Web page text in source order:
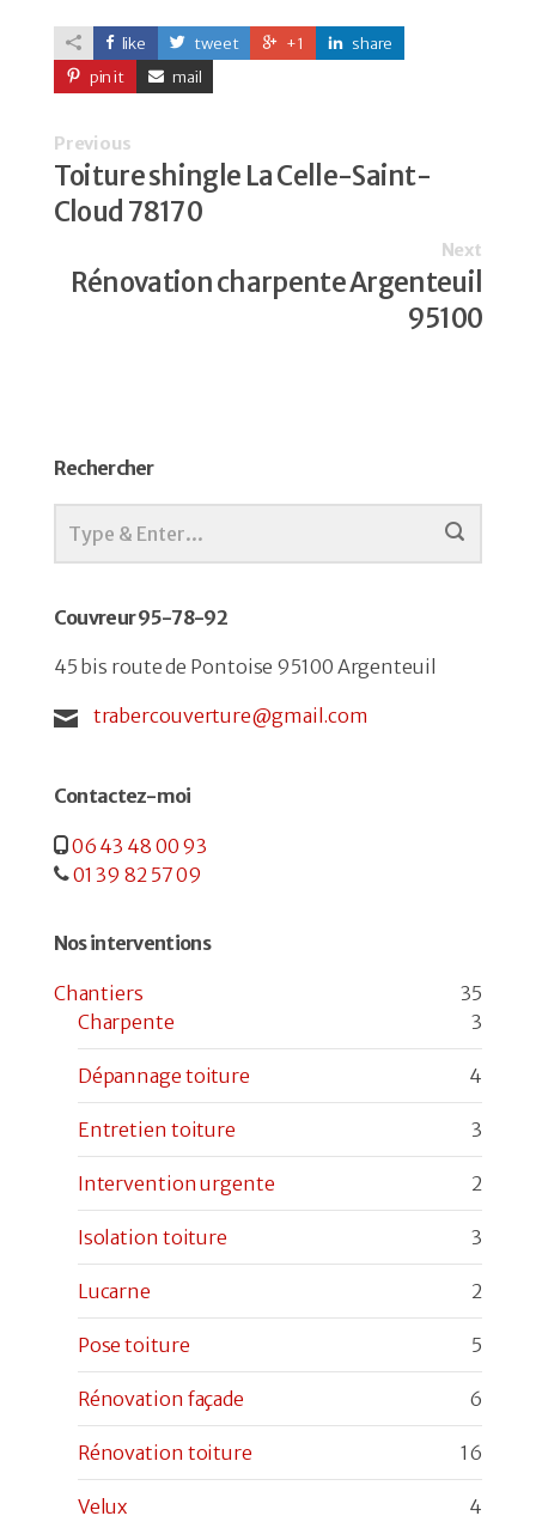
like tweet +1
share
pin it
mail
Previous
Toiture shingle La Celle-Saint-
Cloud 78170
Next
Rénovation charpente Argenteuil
95100
Rechercher
Couvreur 95-78-92
45 bis route de Pontoise 95100 Argenteuil
trabercouverture@gmail.com
Contactez-moi
06 43 48 00 93
01 39 82 57 09
Nos interventions
Chantiers
35
Charpente
3
Dépannage toiture 4
Entretien toiture 3
Intervention urgente 2
Isolation toiture 3
Lucarne 2
Pose toiture 5
Rénovation façade 6
Rénovation toiture 16
Velux 4